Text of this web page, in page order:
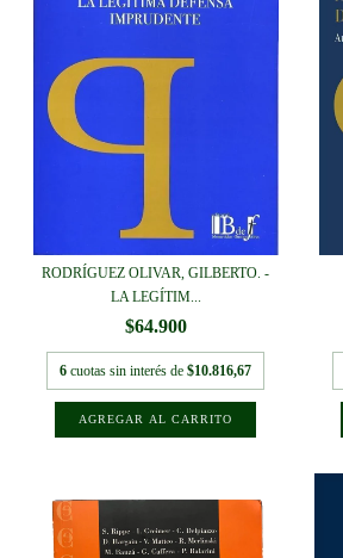
RODRÍGUEZ OLIVAR, GILBERTO. -
LA LEGÍTIM...
$64.900
6 cuotas sin interés de$10.816,67